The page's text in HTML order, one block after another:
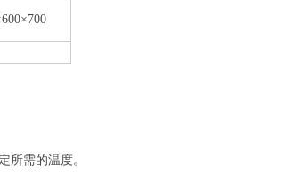
所需的温度。